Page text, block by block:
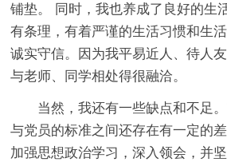
铺垫。 同时，我也养成了良好的生
有条理，有着严谨的生活习惯和生
诚实守信。因为我平易近人、待人
与老师、同学相处得很融洽。
当然，我还有一些缺点和不足
与党员的标准之间还存在有一定的
加强思想政治学习，深入领会，并